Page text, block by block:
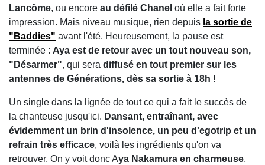
Lancôme, ou encore au défilé Chanel où elle a fait forte
impression. Mais niveau musique, rien depuis la sortie de
"Baddies" avant l'été. Heureusement, la pause est
terminée : Aya est de retour avec un tout nouveau son,
"Désarmer", qui sera diffusé en tout premier sur les
antennes de Générations, dès sa sortie à 18h !
Un single dans la lignée de tout ce qui a fait le succès de
la chanteuse jusqu'ici. Dansant, entraînant, avec
évidemment un brin d'insolence, un peu d'egotrip et un
refrain très efficace, voilà les ingrédients qu'on va
retrouver. On y voit donc Aya Nakamura en charmeuse,